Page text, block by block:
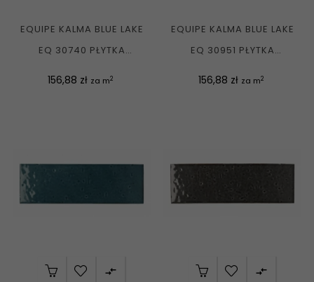
EQUIPE KALMA BLUE LAKE
EQ 30740 PŁYTKA
Cena
156,88 zł za m2
EQUIPE KALMA BLUE LAKE
EQ 30951 PŁYTKA
Cena
156,88 zł za m2
 